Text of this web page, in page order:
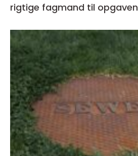
rigtige fagmand til opgaven